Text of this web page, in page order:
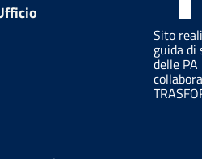
Sito
guida di
delle